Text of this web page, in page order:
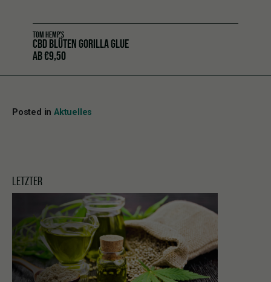
TOM HEMP'S
CBD BLÜTEN GORILLA GLUE
AB€9,50
Posted in Aktuelles
LETZTER